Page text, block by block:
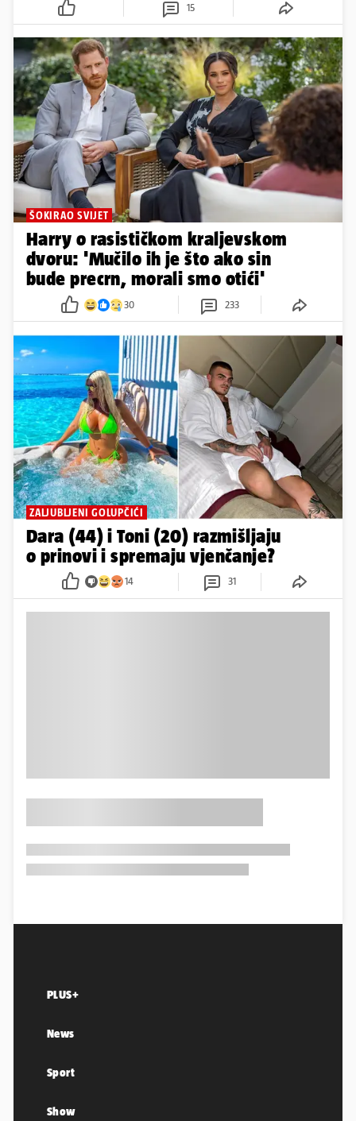
15
ŠOKIRAO SVIJET
Harry o rasističkom kraljevskom
dvoru: 'Mučilo ih je što ako sin
bude precrn, morali smo otići'
30 233
ZALJUBLJENI GOLUPČIĆI
Dara (44) i Toni (20) razmišljaju
o prinovi i spremaju vjenčanje?
14 31
PLUS+
News
Sport
Show